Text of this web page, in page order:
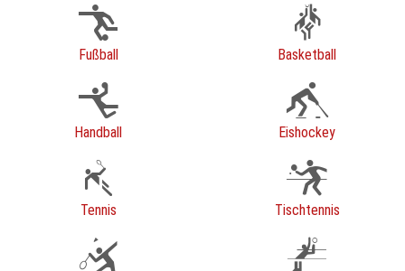
Fußball Basketball
Handball Eishockey
Tennis Tischtennis